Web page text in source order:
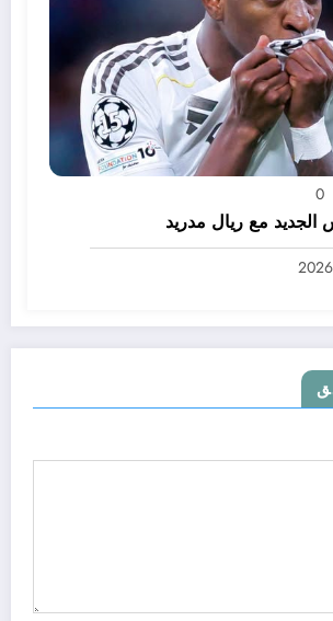
0
مع ريال مدريد